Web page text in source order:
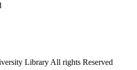
Library All rights Reserved